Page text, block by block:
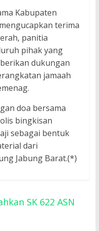
Kabupaten
terima
panitia
pihak yang
dukungan
jamaah
doa bersama
bingkisan
sebagai bentuk
dari
Jabung Barat.(*)
SK 622 ASN